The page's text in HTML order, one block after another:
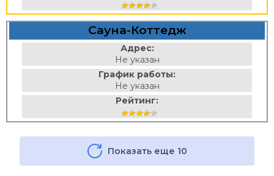
Сауна-Коттедж
Адрес:
Не указан
График работы:
Не указан
Рейтинг:
Показать еще 10